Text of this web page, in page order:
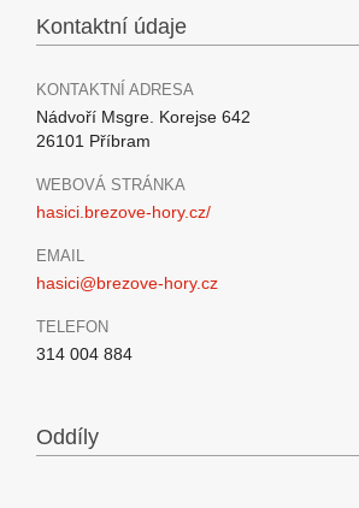
Kontaktní údaje
KONTAKTNÍ ADRESA
Nádvoří Msgre. Korejse 642
26101 Příbram
WEBOVÁ STRÁNKA
hasici.brezove-hory.cz/
EMAIL
hasici@brezove-hory.cz
TELEFON
314 004 884
Oddíly